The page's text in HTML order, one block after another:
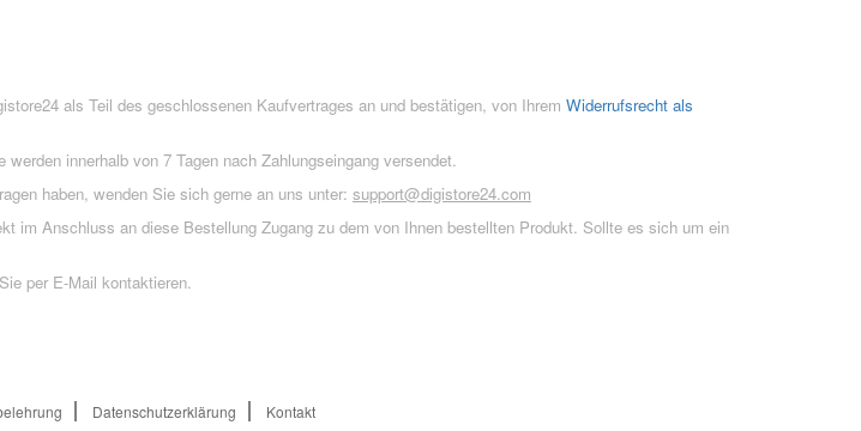
als Teil des geschlossenen Kaufvertrages an und bestätigen, von Ihrem Widerrufsrecht als
innerhalb von 7 Tagen nach Zahlungseingang versendet.
haben, wenden Sie sich gerne an uns unter: support@digistore24.com
im Anschluss an diese Bestellung Zugang zu dem von Ihnen bestellten Produkt. Sollte es sich um ein
per E-Mail kontaktieren.
Datenschutzerklärung Kontakt